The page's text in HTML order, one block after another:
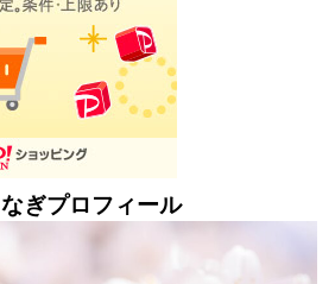
ぎプロフィール